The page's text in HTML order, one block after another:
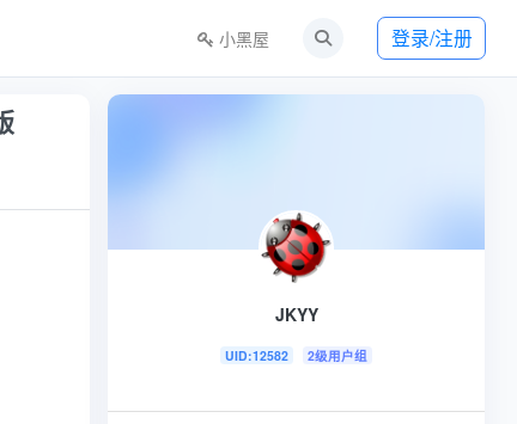
小黑屋 登录/注册
JKYY
UID:12582 2级用户组